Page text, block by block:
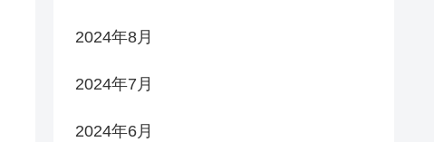
2024年8月
2024年7月
2024年6月